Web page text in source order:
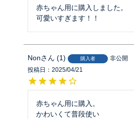
赤ちゃん用に購入しました。
可愛いすぎます！！
Non 1 購入者
非公開
投稿日
2025/04/21
赤ちゃん用に購入。
かわいくて普段使い